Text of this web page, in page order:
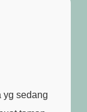
yg sedang